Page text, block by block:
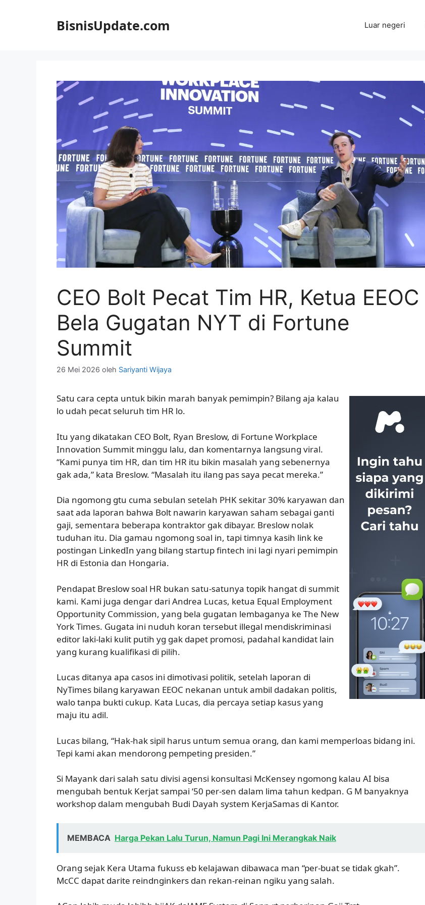
BisnisUpdate.com Luar negeri
CEO Bolt Pecat Tim HR, Ketua EEOC
Bela Gugatan NYT di Fortune
Summit
26 Mei 2026 oleh Sariyanti Wijaya
Satu cara cepta untuk bikin marah banyak pemimpin? Bilang aja kalau
lo udah pecat seluruh tim HR lo.
Itu yang dikatakan CEO Bolt, Ryan Breslow, di Fortune Workplace
Innovation Summit minggu lalu, dan komentarnya langsung viral.
“Kami punya tim HR, dan tim HR itu bikin masalah yang sebenernya
gak ada,” kata Breslow. “Masalah itu ilang pas saya pecat mereka.”
Dia ngomong gtu cuma sebulan setelah PHK sekitar 30% karyawan dan
saat ada laporan bahwa Bolt nawarin karyawan saham sebagai ganti
gaji, sementara beberapa kontraktor gak dibayar. Breslow nolak
tuduhan itu. Dia gamau ngomong soal in, tapi timnya kasih link ke
postingan LinkedIn yang bilang startup fintech ini lagi nyari pemimpin
HR di Estonia dan Hongaria.
Pendapat Breslow soal HR bukan satu-satunya topik hangat di summit
kami. Kami juga dengar dari Andrea Lucas, ketua Equal Employment
Opportunity Commission, yang bela gugatan lembaganya ke The New
York Times. Gugata ini nuduh koran tersebut illegal mendiskriminasi
editor laki-laki kulit putih yg gak dapet promosi, padahal kandidat lain
yang kurang kualifikasi di pilih.
Lucas ditanya apa casos ini dimotivasi politik, setelah laporan di
NyTimes bilang karyawan EEOC nekanan untuk ambil dadakan politis,
walo tanpa bukti cukup. Kata Lucas, dia percaya setiap kasus yang
maju itu adil.
Lucas bilang, “Hak-hak sipil harus untum semua orang, dan kami memperloas bidang ini.
Tepi kami akan mendorong pempeting presiden.”
Si Mayank dari salah satu divisi agensi konsultasi McKensey ngomong kalau AI bisa
mengubah bentuk Kerjat sampai ‘50 per-sen dalam lima tahun kedpan. G M banyaknya
workshop dalam mengubah Budi Dayah system KerjaSamas di Kantor.
MEMBACA Harga Pekan Lalu Turun, Namun Pagi Ini Merangkak Naik
Orang sejak Kera Utama fukuss eb kelajawan dibawaca man “per-buat se tidak gkah”.
McCC dapat darite reindnginkers dan rekan-reinan ngiku yang salah.